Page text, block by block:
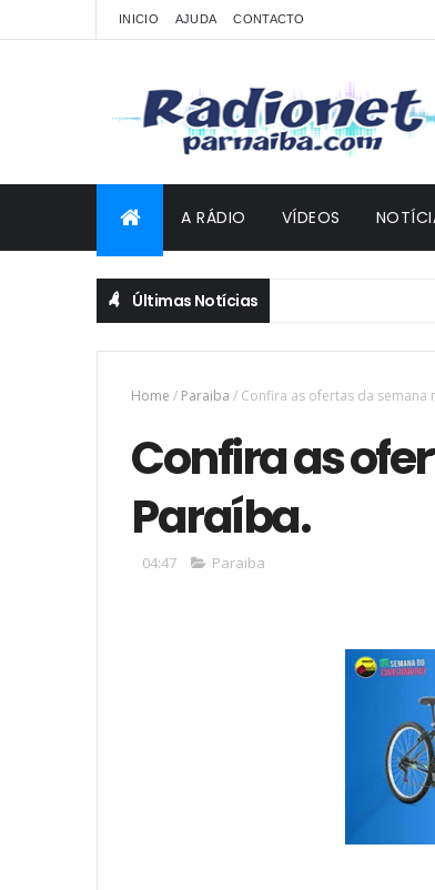
INICIO AJUDA CONTACTO
A RÁDIO VÍDEOS
Últimas Notícias
Home / Paraiba / Confira as ofertas da semana
Confira as
Paraíba.
04:47 Paraiba